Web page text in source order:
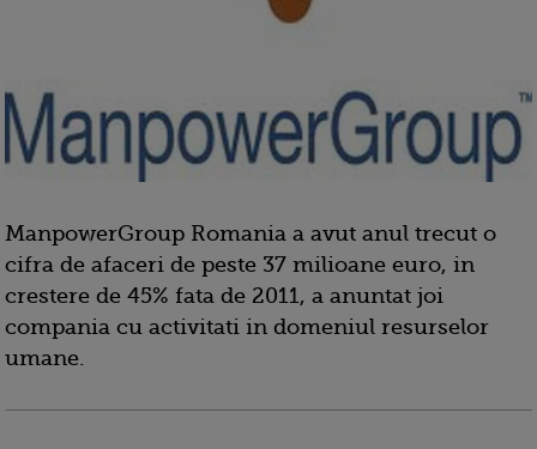
ManpowerGroup Romania a avut anul trecut o
cifra de afaceri de peste 37 milioane euro, in
crestere de 45% fata de 2011, a anuntat joi
compania cu activitati in domeniul resurselor
umane.